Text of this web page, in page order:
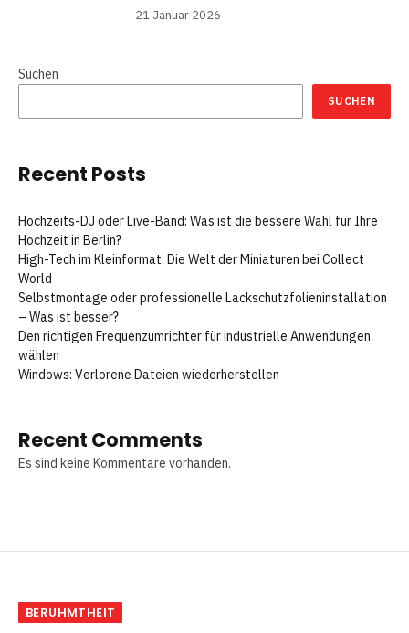
21 Januar 2026
Suchen
SUCHEN
Recent Posts
Hochzeits-DJ oder Live-Band: Was ist die bessere Wahl für Ihre
Hochzeit in Berlin?
High-Tech im Kleinformat: Die Welt der Miniaturen bei Collect
World
Selbstmontage oder professionelle Lackschutzfolieninstallation
– Was ist besser?
Den richtigen Frequenzumrichter für industrielle Anwendungen
wählen
Windows: Verlorene Dateien wiederherstellen
Recent Comments
Es sind keine Kommentare vorhanden.
BERUHMTHEIT